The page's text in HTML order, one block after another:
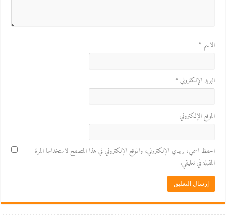
الاسم *
البريد الإلكتروني *
الموقع الإلكتروني
احفظ اسمي، بريدي الإلكتروني، والموقع الإلكتروني في هذا المتصفح لاستخدامها المرة
المقبلة في تعليقي.